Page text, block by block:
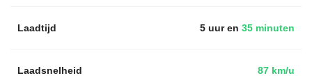
Laadtijd 5 uur en 35 minuten
Laadsnelheid 87 km/u